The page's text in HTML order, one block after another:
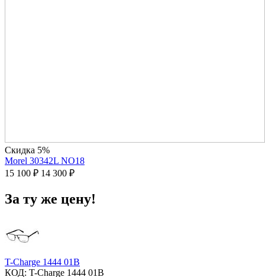
Скидка 5%
Morel 30342L NO18
15 100 ₽ 14 300 ₽
За ту же цену!
T-Charge 1444 01B
КОД: T-Charge 1444 01B